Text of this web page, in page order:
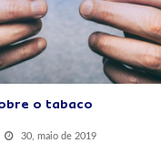
o tabaco
30, maio de 2019